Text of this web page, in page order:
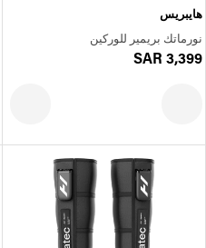
هايبريس
نورماتك بريمير للوركين
SAR 3,399